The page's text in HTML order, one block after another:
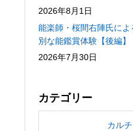
2026年8月1日
能楽師・桜間右陣氏に
別な能鑑賞体験【後編】
2026年7月30日
カテゴリー
カル